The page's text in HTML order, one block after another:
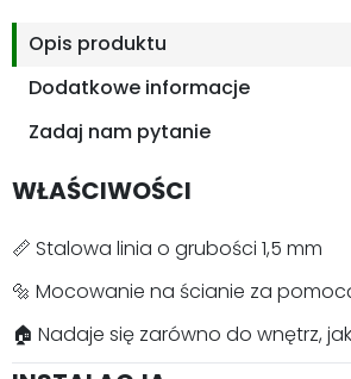
Opis produktu
Dodatkowe informacje
Zadaj nam pytanie
WŁAŚCIWOŚCI
📏 Stalowa linia o grubości 1,5 mm
🔩 Mocowanie na ścianie za
🏠 Nadaje się zarówno do wnętrz,